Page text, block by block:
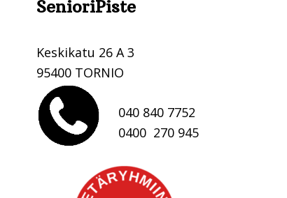
SenioriPiste
Keskikatu 26 A 3
95400 TORNIO
040 840 7752
0400 270 945